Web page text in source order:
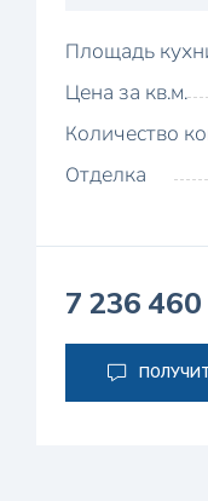
Площадь
Цена за кв.м.
Количество
Отделка
7 236